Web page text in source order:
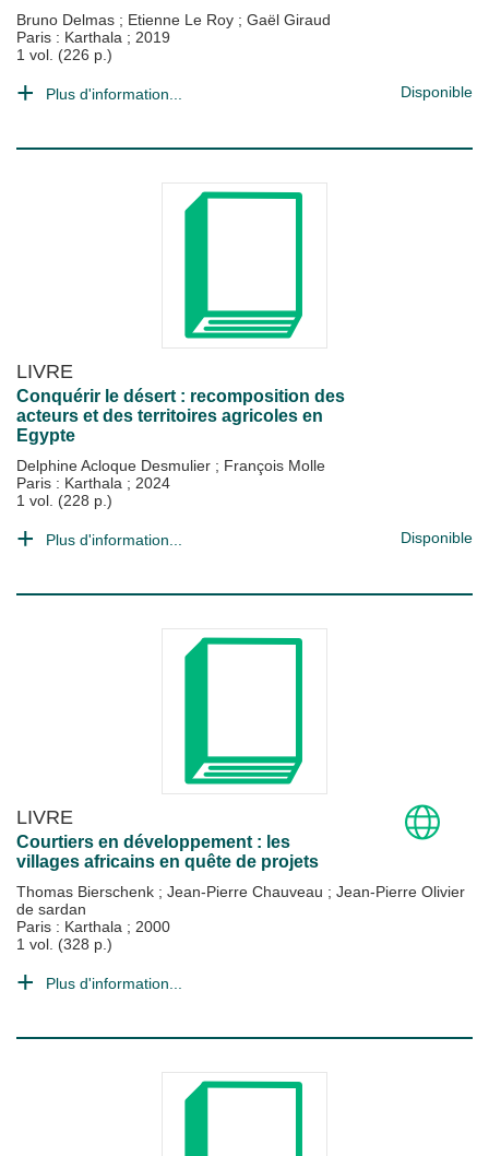
Bruno Delmas ; Etienne Le Roy ; Gaël Giraud
Paris : Karthala ; 2019
1 vol. (226 p.)
Plus d'information... Disponible
LIVRE
Conquérir le désert : recomposition des
acteurs et des territoires agricoles en
Egypte
Delphine Acloque Desmulier ; François Molle
Paris : Karthala ; 2024
1 vol. (228 p.)
Plus d'information... Disponible
LIVRE
Courtiers en développement : les
villages africains en quête de projets
Thomas Bierschenk ; Jean-Pierre Chauveau ; Jean-Pierre Olivier
de sardan
Paris : Karthala ; 2000
1 vol. (328 p.)
Plus d'information...